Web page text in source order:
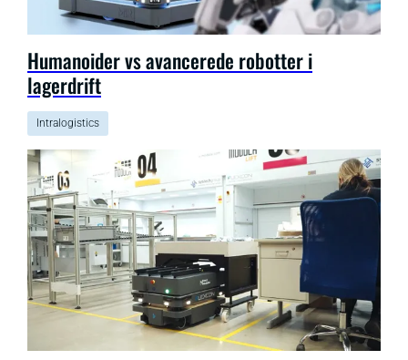
Humanoider vs avancerede robotter i
lagerdrift
Intralogistics